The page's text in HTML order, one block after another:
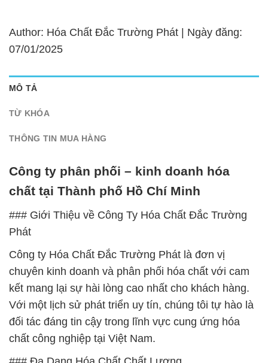
Author: Hóa Chất Đắc Trường Phát | Ngày đăng:
07/01/2025
MÔ TẢ
TỪ KHÓA
THÔNG TIN MUA HÀNG
Công ty phân phối – kinh doanh hóa
chất tại Thành phố Hồ Chí Minh
### Giới Thiệu về Công Ty Hóa Chất Đắc Trường
Phát
Công ty Hóa Chất Đắc Trường Phát là đơn vị
chuyên kinh doanh và phân phối hóa chất với cam
kết mang lại sự hài lòng cao nhất cho khách hàng.
Với một lịch sử phát triển uy tín, chúng tôi tự hào là
đối tác đáng tin cậy trong lĩnh vực cung ứng hóa
chất công nghiệp tại Việt Nam.